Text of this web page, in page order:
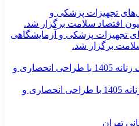
تجهیزات پزشکی و آزمایشگاهی
برگزار شد.
جدیدترین مدل‌های کیف زنانه 1405 با طراحی انحصاری و